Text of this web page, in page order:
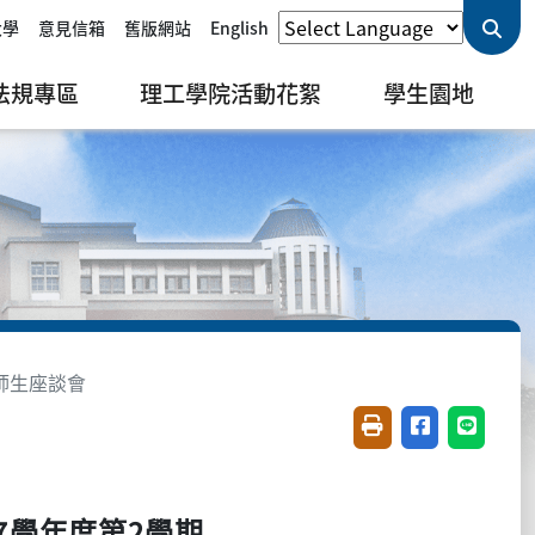
意見信箱 舊版網站 English
規專區 理工學院活動花絮 學生園地
生座談會
友善列印(開新視窗)
分享至臉書(
分享至